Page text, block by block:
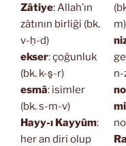
Zâtiye: Allah’ın
zâtının birliği (bk.
v-ḥ-d)
ekser: çoğunluk
(bk. k-s̱-r)
esmâ: isimler
(bk. s-m-v)
Hayy-ı Kayyûm:
her an diri olup
m)
n-